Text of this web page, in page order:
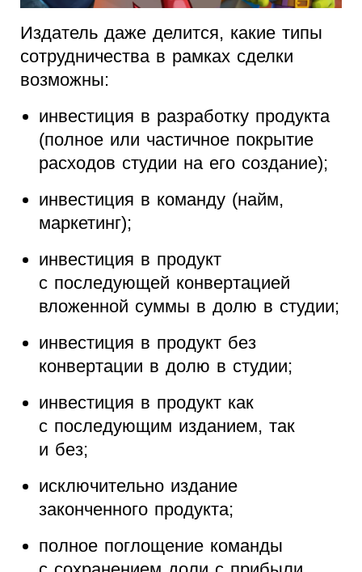
Издатель даже делится, какие типы
сотрудничества в рамках сделки
возможны:
инвестиция в разработку продукта
(полное или частичное покрытие
расходов студии на его создание);
инвестиция в команду (найм,
маркетинг);
инвестиция в продукт
с последующей конвертацией
вложенной суммы в долю в студии;
инвестиция в продукт без
конвертации в долю в студии;
инвестиция в продукт как
с последующим изданием, так
и без;
исключительно издание
законченного продукта;
полное поглощение команды